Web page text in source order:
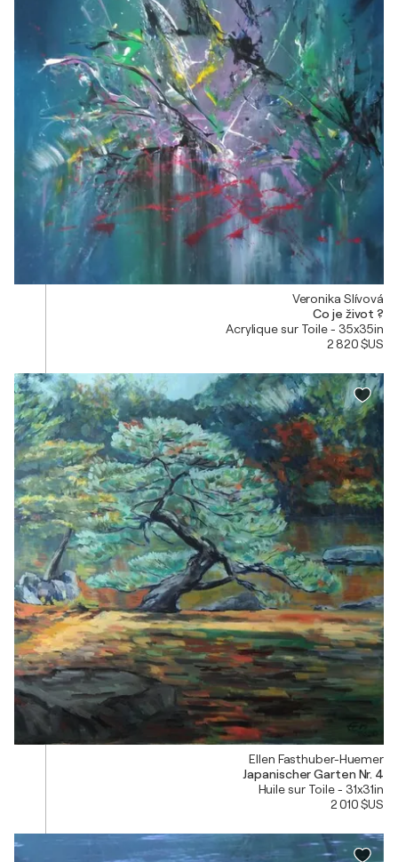
Veronika Slívová
Co je život ?
Acrylique sur Toile - 35x35in
2 820 $US
Ellen Fasthuber-Huemer
Japanischer Garten Nr. 4
Huile sur Toile - 31x31in
2 010 $US